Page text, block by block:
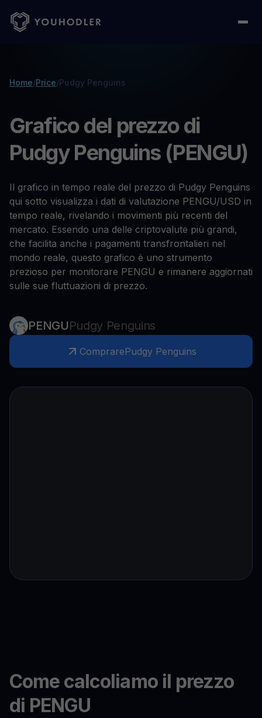
Home/Price/Pudgy Penguins
Grafico del prezzo di
Pudgy Penguins (PENGU)
Il grafico in tempo reale del prezzo di Pudgy Penguins
qui sotto visualizza i dati di valutazione PENGU/USD in
tempo reale, rivelando i movimenti più recenti del
mercato. Essendo una delle criptovalute più grandi,
che facilita anche i pagamenti transfrontalieri nel
mondo reale, questo grafico è uno strumento
prezioso per monitorare PENGU e rimanere aggiornati
sulle sue fluttuazioni di prezzo.
PENGUPudgy Penguins
ComprarePudgy Penguins
Come calcoliamo il prezzo
di PENGU